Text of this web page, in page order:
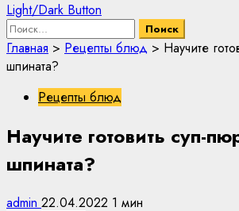
Light/Dark Button
Найти:
Главная > Рецепты блюд > Научите
шпината?
Рецепты блюд
Научите готовить суп-
шпината?
admin 22.04.2022 1 мин